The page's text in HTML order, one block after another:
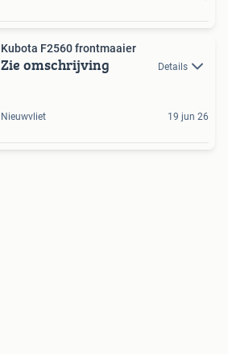
Kubota F2560 frontmaaier
Zie omschrijving Details
Nieuwvliet 19 jun 26